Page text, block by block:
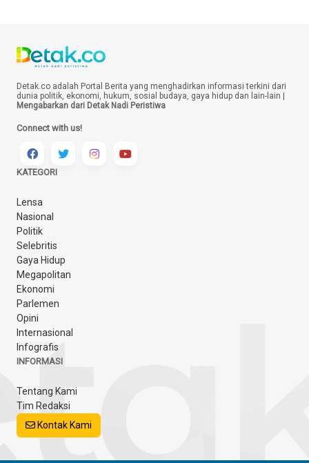
Detak.co adalah Portal Berita yang menghadirkan informasi terkini dari
dunia politik, ekonomi, hukum, sosial budaya, gaya hidup dan lain-lain |
Mengabarkan dari Detak Nadi Peristiwa
Connect with us!
KATEGORI
Lensa
Nasional
Politik
Selebritis
Gaya Hidup
Megapolitan
Ekonomi
Parlemen
Opini
Internasional
Infografis
INFORMASI
Tentang Kami
Tim Redaksi
Kontak Kami